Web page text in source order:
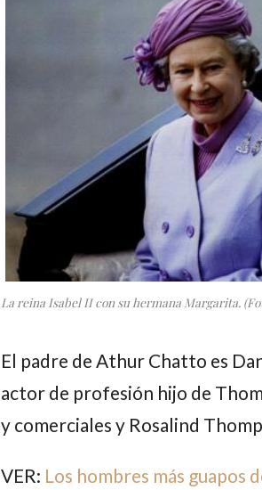
La reina Isabel II con su hermana Margarita.
El padre de Athur Chatto es
actor de profesión hijo de
y comerciales y Rosalind
VER: Los hombres más guapos